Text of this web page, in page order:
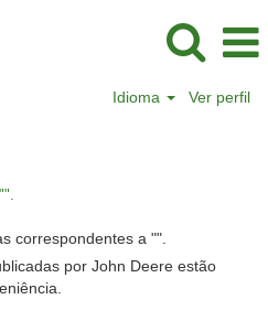
Idioma Ver perfil
"".
correspondentes a "".
por John Deere estão